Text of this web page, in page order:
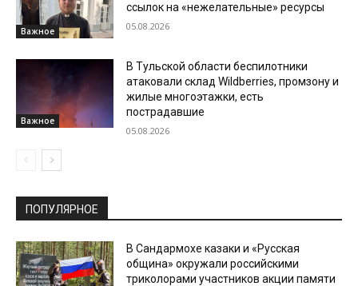
Важное
ссылок на «нежелательные» ресурсы
05.08.2026
Важное
В Тульской области беспилотники
атаковали склад Wildberries, промзону и
жилые многоэтажки, есть
пострадавшие
05.08.2026
ПОПУЛЯРНОЕ
В Сандармохе казаки и «Русская
община» окружали российскими
триколорами участников акции памяти